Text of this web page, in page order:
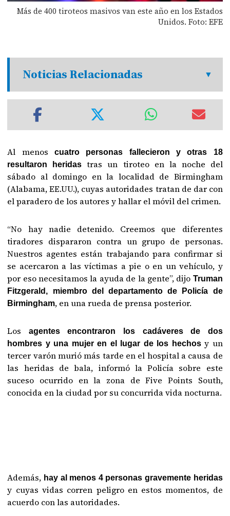
Más de 400 tiroteos masivos van este año en los Estados
Unidos. Foto: EFE
Noticias Relacionadas
Al menos
cuatro personas fallecieron y otras 18
resultaron heridas tras un tiroteo en la noche del
sábado al domingo en la localidad de Birmingham
(Alabama, EE.UU.), cuyas autoridades tratan de dar con
el paradero de los autores y hallar el móvil del crimen.
“No hay nadie detenido. Creemos que diferentes
tiradores dispararon contra un grupo de personas.
Nuestros agentes están trabajando para confirmar si
se acercaron a las víctimas a pie o en un vehículo, y
por eso necesitamos la ayuda de la gente”, dijo Truman
Fitzgerald, miembro del departamento de Policía de
Birmingham, en una rueda de prensa posterior.
Los agentes encontraron los cadáveres de dos
hombres y una mujer en el lugar de los hechosy un
tercer varón murió más tarde en el hospital a causa de
las heridas de bala, informó la Policía sobre este
suceso ocurrido en la zona de Five Points South,
conocida en la ciudad por su concurrida vida nocturna.
Además, hay al menos 4 personas gravemente heridas
y cuyas vidas corren peligro en estos momentos, de
acuerdo con las autoridades.